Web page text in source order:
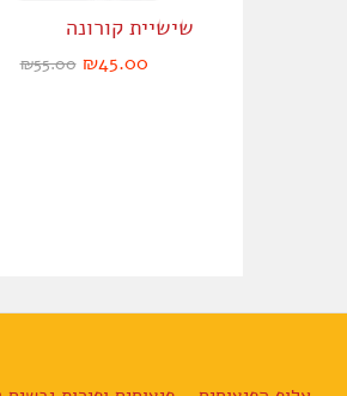
שישיית קורונה
₪45.00
₪55.00